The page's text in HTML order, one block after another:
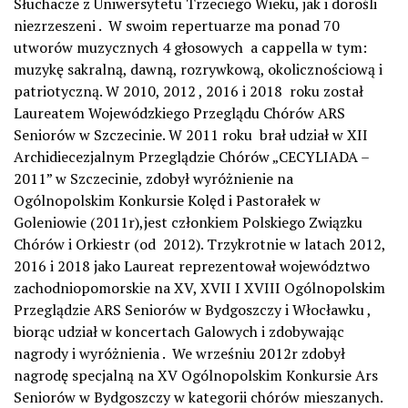
niezrzeszeni . W swoim repertuarze ma ponad 70
utworów muzycznych 4 głosowych a cappella w tym:
muzykę sakralną, dawną, rozrywkową, okolicznościową i
patriotyczną. W 2010, 2012 , 2016 i 2018 roku został
Laureatem Wojewódzkiego Przeglądu Chórów ARS
Seniorów w Szczecinie. W 2011 roku brał udział w XII
Archidiecezjalnym Przeglądzie Chórów „CECYLIADA –
2011” w Szczecinie, zdobył wyróżnienie na
Ogólnopolskim Konkursie Kolęd i Pastorałek w
Goleniowie (2011r),jest członkiem Polskiego Związku
Chórów i Orkiestr (od 2012). Trzykrotnie w latach 2012,
2016 i 2018 jako Laureat reprezentował województwo
zachodniopomorskie na XV, XVII I XVIII Ogólnopolskim
Przeglądzie ARS Seniorów w Bydgoszczy i Włocławku ,
biorąc udział w koncertach Galowych i zdobywając
nagrody i wyróżnienia . We wrześniu 2012r zdobył
nagrodę specjalną na XV Ogólnopolskim Konkursie Ars
Seniorów w Bydgoszczy w kategorii chórów mieszanych.